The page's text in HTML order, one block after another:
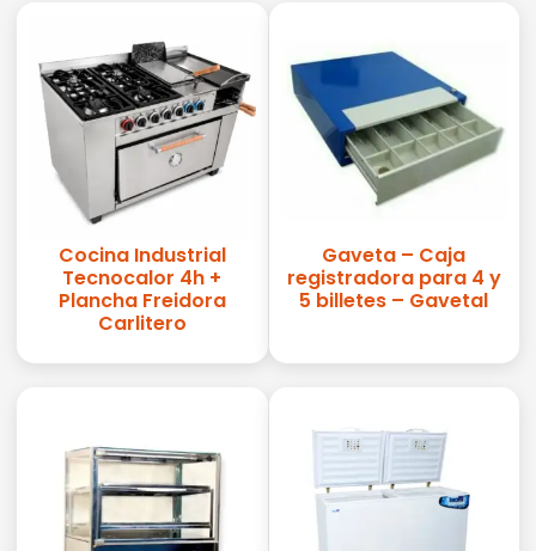
Cocina Industrial
Tecnocalor 4h +
Plancha Freidora
Carlitero
Gaveta – Caja
registradora para 4 y
5 billetes – Gavetal